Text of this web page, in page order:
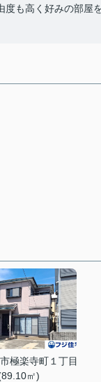
も高く好みの部屋
極楽寺町１丁目
㎡)